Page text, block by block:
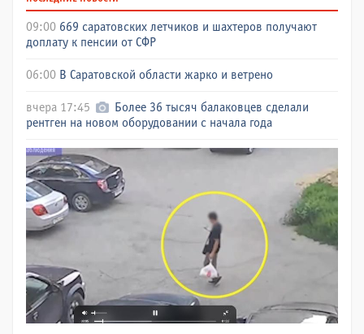
09:00 669 саратовских летчиков и шахтеров получают
доплату к пенсии от СФР
06:00 В Саратовской области жарко и ветрено
вчера 17:45
Более 36 тысяч балаковцев сделали
рентген на новом оборудовании с начала года